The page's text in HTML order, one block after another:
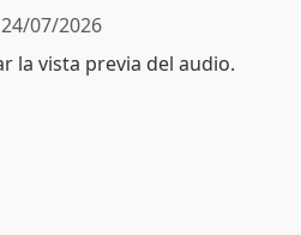
24/07/2026